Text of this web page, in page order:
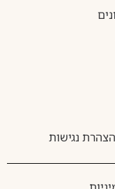
הצהרת נגישות